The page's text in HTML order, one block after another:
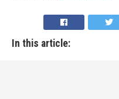
In this article: